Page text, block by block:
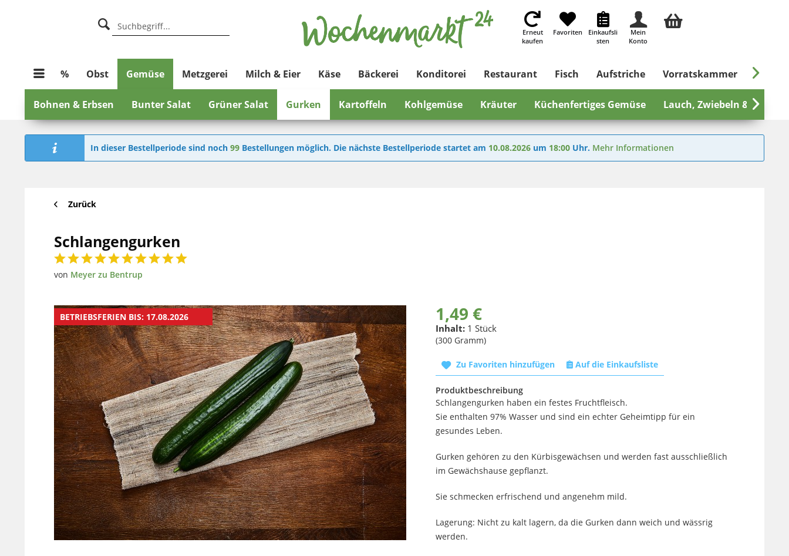
Erneut
kaufen
Favoriten
Einkaufsli
sten
Mein
Konto
% Obst Gemüse Metzgerei Milch & Eier Käse Bäckerei Konditorei Restaurant Fisch Aufstriche Vorratskammer Süßes
Bohnen & Erbsen Bunter Salat Grüner Salat Gurken Kartoffeln Kohlgemüse Kräuter Küchenfertiges Gemüse Lauch, Zwiebeln & mehr


In dieser Bestellperiode sind noch 99 Bestellungen möglich. Die nächste Bestellperiode startet am 10.08.2026 um 18:00 Uhr. Mehr Informationen
Zurück
Schlangengurken
von Meyer zu Bentrup
BETRIEBSFERIEN BIS: 17.08.2026 1,49 €
Inhalt: 1 Stück
(300 Gramm)
Zu Favoriten hinzufügen Auf die Einkaufsliste
Produktbeschreibung
Schlangengurken haben ein festes Fruchtfleisch.
Sie enthalten 97% Wasser und sind ein echter Geheimtipp für ein
gesundes Leben.
Gurken gehören zu den Kürbisgewächsen und werden fast ausschließlich
im Gewächshause gepflanzt.
Sie schmecken erfrischend und angenehm mild.
Lagerung: Nicht zu kalt lagern, da die Gurken dann weich und wässrig
werden.